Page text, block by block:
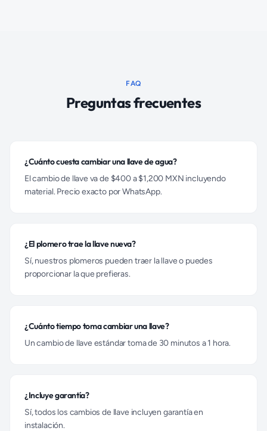
FAQ
Preguntas frecuentes
¿Cuánto cuesta cambiar una llave de agua?
El cambio de llave va de $400 a $1,200 MXN incluyendo
material. Precio exacto por WhatsApp.
¿El plomero trae la llave nueva?
Sí, nuestros plomeros pueden traer la llave o puedes
proporcionar la que prefieras.
¿Cuánto tiempo toma cambiar una llave?
Un cambio de llave estándar toma de 30 minutos a 1 hora.
¿Incluye garantía?
Sí, todos los cambios de llave incluyen garantía en
instalación.